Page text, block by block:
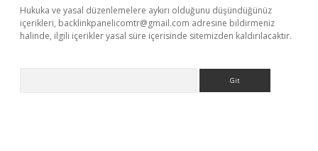
Hukuka ve yasal düzenlemelere aykırı olduğunu düşündüğünüz
içerikleri, backlinkpanelicomtr@gmail.com adresine bildirmeniz
halinde, ilgili içerikler yasal süre içerisinde sitemizden kaldırılacaktır.